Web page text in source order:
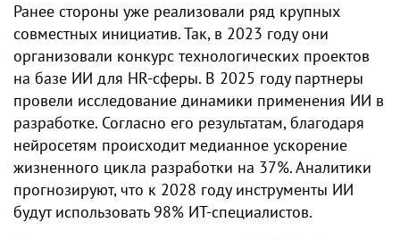
Ранее стороны уже реализовали ряд крупных
совместных инициатив. Так, в 2023 году они
организовали конкурс технологических проектов
на базе ИИ для HR-сферы. В 2025 году партнеры
провели исследование динамики применения ИИ в
разработке. Согласно его результатам, благодаря
нейросетям происходит медианное ускорение
жизненного цикла разработки на 37%. Аналитики
прогнозируют, что к 2028 году инструменты ИИ
будут использовать 98% ИТ-специалистов.